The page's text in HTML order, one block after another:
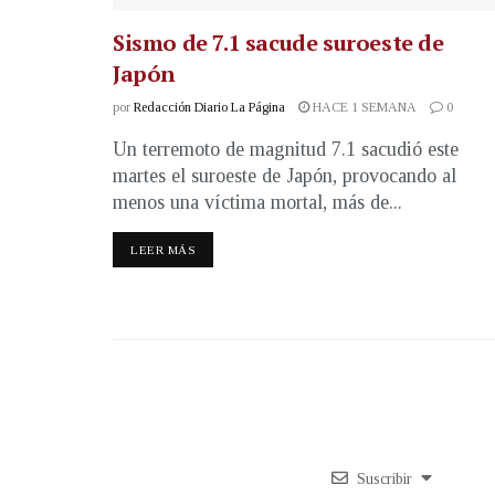
Sismo de 7.1 sacude suroeste de
Japón
por Redacción Diario La Página HACE 1 SEMANA 0
Un terremoto de magnitud 7.1 sacudió este
martes el suroeste de Japón, provocando al
menos una víctima mortal, más de...
LEER MÁS
Suscribir